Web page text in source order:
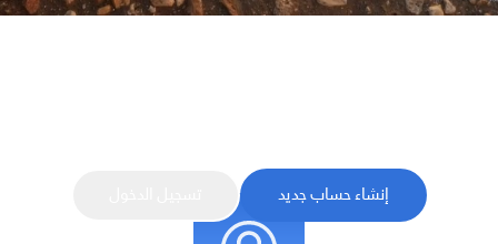
إنشاء حساب جديد